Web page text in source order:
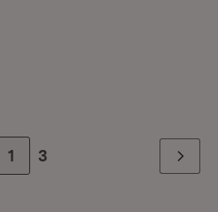
Zur Seite
1 Zur letzten Seite
3 Weiter